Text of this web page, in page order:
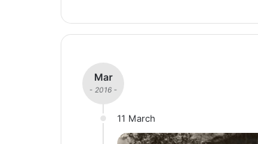
Mar
- 2016 -
11 March